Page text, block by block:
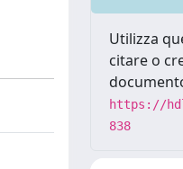
Utilizza
citare o
https://
838